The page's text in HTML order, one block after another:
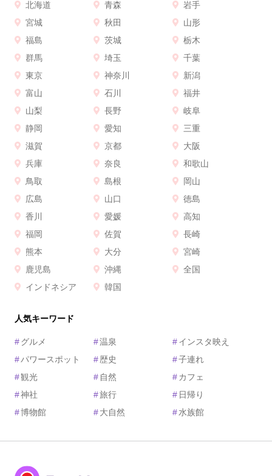
北海道 青森
岩手
宮城
秋田
山形
福島
茨城
栃木
群馬
埼玉
千葉
東京
神奈川
新潟
富山
石川
福井
山梨
長野
岐阜
静岡
愛知
三重
滋賀
京都
大阪
兵庫
奈良
和歌山
鳥取
島根
岡山
広島
山口
徳島
香川
愛媛
高知
福岡
佐賀
長崎
熊本
大分
宮崎
鹿児島
沖縄
全国
インドネシア
韓国
人気キーワード
#グルメ #温泉 #インスタ映え
#パワースポット #歴史 #子連れ
#観光 # 自然 # カフェ
#神社 #旅行 # 日帰り
#博物館 #大自然 #水族館